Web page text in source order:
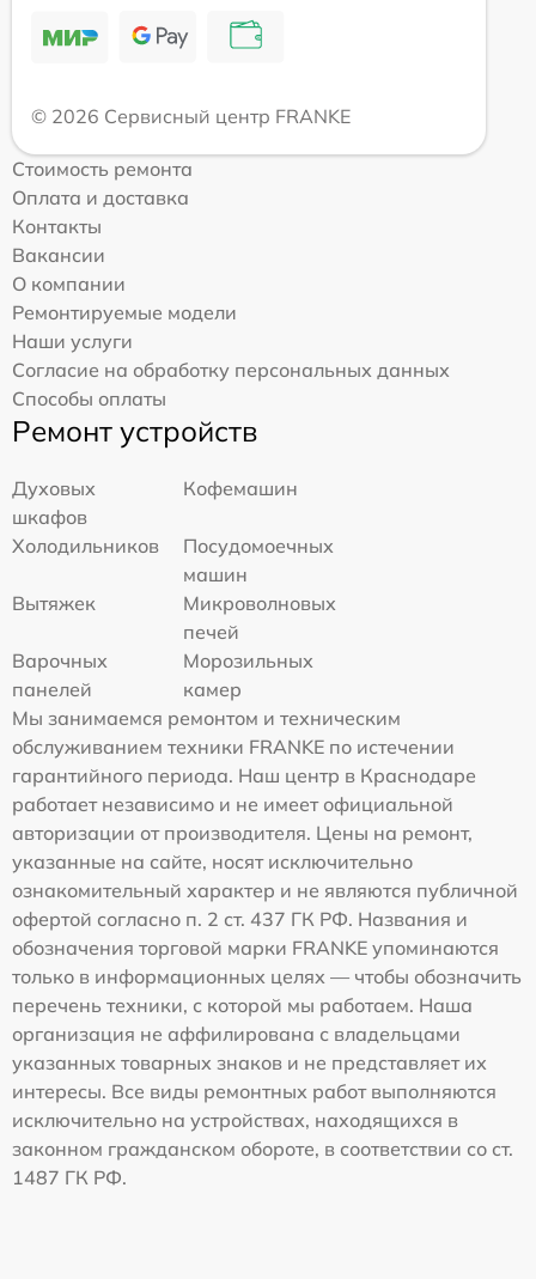
© 2026 Сервисный центр FRANKE
Стоимость ремонта
Оплата и доставка
Контакты
Вакансии
О компании
Ремонтируемые модели
Наши услуги
Согласие на обработку персональных данных
Способы оплаты
Ремонт устройств
Духовых
шкафов
Кофемашин
Холодильников
Посудомоечных
машин
Вытяжек
Микроволновых
печей
Варочных
панелей
Морозильных
камер
Мы занимаемся ремонтом и техническим
обслуживанием техники FRANKE по истечении
гарантийного периода. Наш центр в Краснодаре
работает независимо и не имеет официальной
авторизации от производителя. Цены на ремонт,
указанные на сайте, носят исключительно
ознакомительный характер и не являются публичной
офертой согласно п. 2 ст. 437 ГК РФ. Названия и
обозначения торговой марки FRANKE упоминаются
только в информационных целях — чтобы обозначить
перечень техники, с которой мы работаем. Наша
организация не аффилирована с владельцами
указанных товарных знаков и не представляет их
интересы. Все виды ремонтных работ выполняются
исключительно на устройствах, находящихся в
законном гражданском обороте, в соответствии со ст.
1487 ГК РФ.